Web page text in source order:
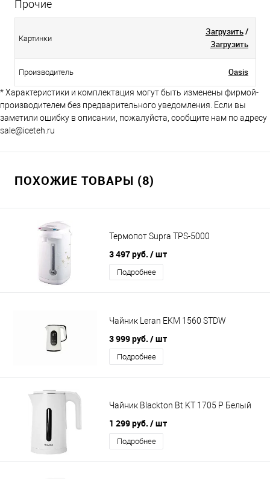
Прочие
Картинки
Загрузить/
Загрузить
Производитель Oasis
* Характеристики и комплектация могут быть изменены фирмой-
производителем без предварительного уведомления. Если вы
заметили ошибку в описании, пожалуйста, сообщите нам по адресу
sale@iceteh.ru
ПОХОЖИЕ ТОВАРЫ (8)
Термопот Supra TPS-5000
3 497 руб. / шт
Подробнее
Чайник Leran EKM 1560 STDW
3 999 руб. / шт
Подробнее
Чайник Blackton Bt KT 1705 P Белый
1 299 руб. / шт
Подробнее